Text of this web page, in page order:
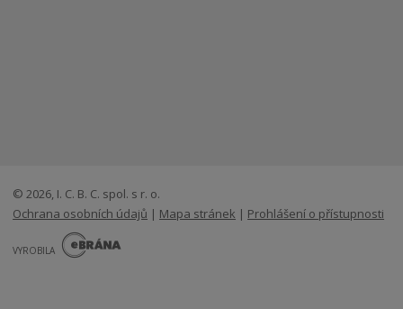
© 2026, I. C. B. C. spol. s r. o.
Ochrana osobních údajů | Mapa stránek | Prohlášení o přístupnosti
VYROBILA